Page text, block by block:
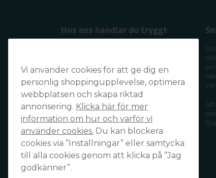
Hos oss handlar du tryggt
av din favoritleverantör!
Vi använder cookies för att ge dig en
personlig shoppingupplevelse, optimera
webbplatsen och skapa riktad
annonsering. Klicka här för mer
information om hur och varför vi
använder cookies. Du kan blockera
cookies via ”Inställningar” eller samtycka
till alla cookies genom att klicka på ”Jag
godkänner”.